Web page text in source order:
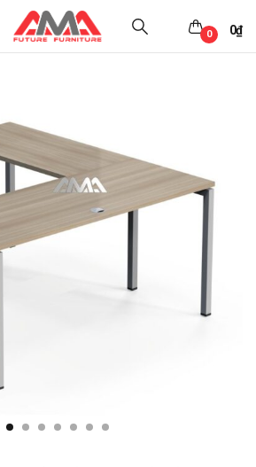
0₫
0